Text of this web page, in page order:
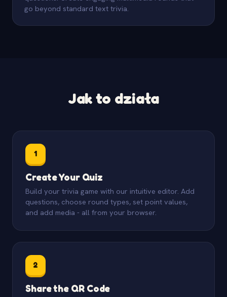
go beyond standard text trivia.
Jak to działa
1
Create Your Quiz
Build your trivia game with our intuitive editor. Add
questions, choose round types, set point values,
and add media - all from your browser.
2
Share the QR Code